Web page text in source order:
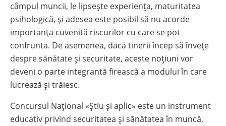
câmpul muncii, le lipsește experiența, maturitatea
psihologică, și adesea este posibil să nu acorde
importanța cuvenită riscurilor cu care se pot
confrunta. De asemenea, dacă tinerii încep să învețe
despre sănătate și securitate, aceste noțiuni vor
deveni o parte integrantă firească a modului în care
lucrează și trăiesc.
Concursul Național «Știu și aplic» este un instrument
educativ privind securitatea și sănătatea în muncă,